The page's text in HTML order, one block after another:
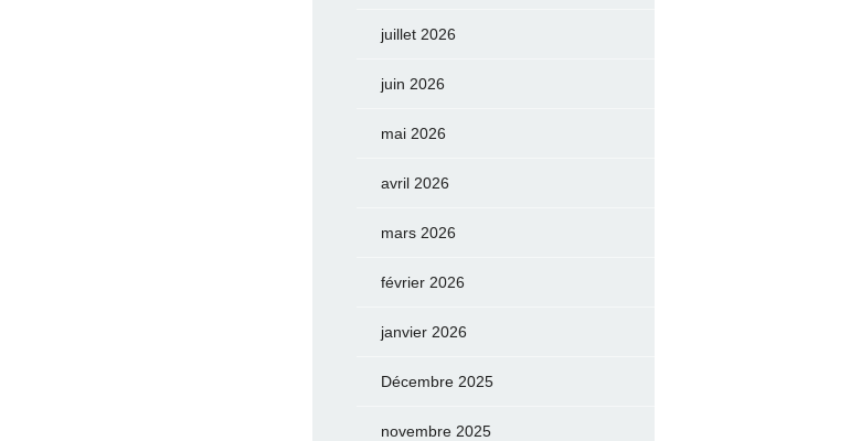
juillet 2026
juin 2026
mai 2026
avril 2026
mars 2026
février 2026
janvier 2026
Décembre 2025
novembre 2025